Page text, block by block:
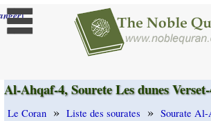
]
Al-Ahqaf-4, Sourete Les dunes
Le Coran » Liste des sourates » Sourate